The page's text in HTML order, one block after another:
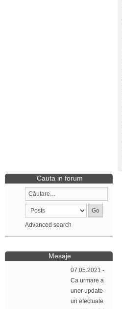
Cauta in forum
Advanced search
Mesaje
07.05.2021 -
Ca urmare a
unor update-
uri efectuate